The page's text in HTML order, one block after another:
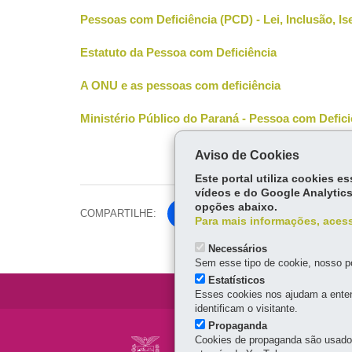
Pessoas com Deficiência (PCD) - Lei, Inclusão,
Estatuto da Pessoa com Deficiência
A ONU e as pessoas com deficiência
Ministério Público do Paraná - Pessoa com
COMPARTILHE:
Fa
bo
ok
Tw
itt
er
Navegação
CONSELHO
Aviso de Cookies
Este portal utiliza cookies
vídeos e do Google
opções abaixo.
Para mais informações,
Necessários
Sem esse tipo de cookie, nosso
Estatísticos
Esses cookies nos ajudam a
identificam o visitante.
Propaganda
Cookies de propaganda são